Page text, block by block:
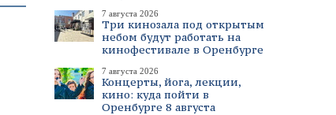
7 августа 2026
Три кинозала под открытым
небом будут работать на
кинофестивале в Оренбурге
7 августа 2026
Концерты, йога, лекции,
кино: куда пойти в
Оренбурге 8 августа